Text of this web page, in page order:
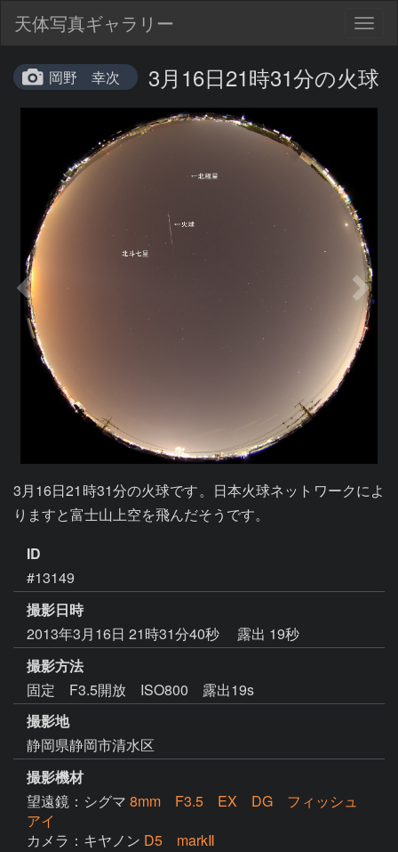
天体写真ギャラリー
岡野 幸次 3月16日21時31分の火球
3月16日21時31分の火球です。日本火球ネットワークによ
りますと富士山上空を飛んだそうです。
ID
#13149
撮影日時
2013年3月16日 21時31分40秒
露出 19秒
撮影方法
固定 F3.5開放 ISO800 露出19s
撮影地
静岡県静岡市清水区
撮影機材
望遠鏡：シグマ 8mm F3.5 EX DG フィッシュ
アイ
カメラ：キヤノン D5 markⅡ